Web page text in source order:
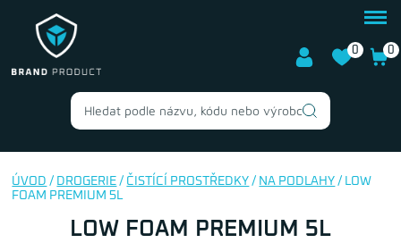
0 0
ÚVOD / DROGERIE / ČISTÍCÍ PROSTŘEDKY / NA PODLAHY / LOW
FOAM PREMIUM 5L
LOW FOAM PREMIUM 5L